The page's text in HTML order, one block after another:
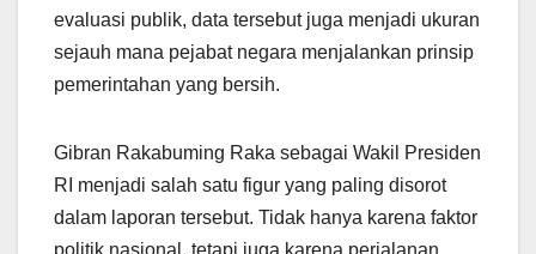
evaluasi publik, data tersebut juga menjadi ukuran
sejauh mana pejabat negara menjalankan prinsip
pemerintahan yang bersih.
Gibran Rakabuming Raka sebagai Wakil Presiden
RI menjadi salah satu figur yang paling disorot
dalam laporan tersebut. Tidak hanya karena faktor